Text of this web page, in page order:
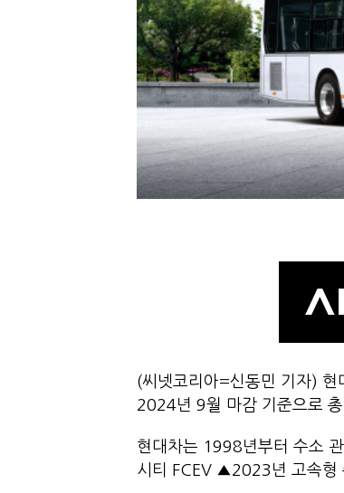
(씨넷코리아=신동민 기자) 현
2024년 9월 마감 기준으로
현대차는 1998년부터 수소
시티 FCEV ▲2023년 고속형